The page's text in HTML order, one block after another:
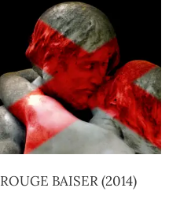
ROUGE BAISER (2014)